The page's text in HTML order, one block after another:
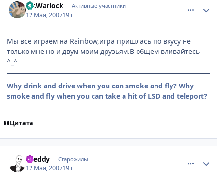
Mr.Warlock Активные участники
12 Мая, 200719 г
Мы все играем на Rainbow,игра пришлась по вкусу не
только мне но и двум моим друзьям.В общем вливайтесь
^_^
Why drink and drive when you can smoke and fly? Why
smoke and fly when you can take a hit of LSD and teleport?
Цитата
Dreddy Старожилы
12 Мая, 200719 г